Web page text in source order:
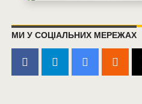
МИ У СОЦІАЛЬНИХ МЕРЕЖАХ